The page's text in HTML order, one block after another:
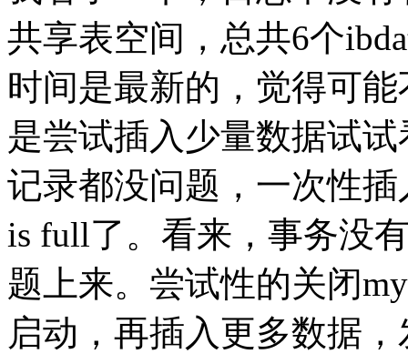
共享表空间，总共6个
时间是最新的，觉得可
是尝试插入少量数据试
记录都没问题，一次性
is full了。看来，事务没
题上来。尝试性的关闭
启动，再插入更多数据